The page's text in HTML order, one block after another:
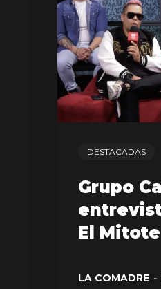
DESTACADAS
Grupo
El
LA COMADRE -